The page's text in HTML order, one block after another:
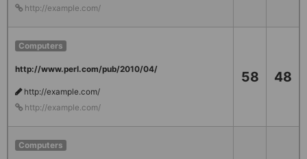
http://example.com/
Computers
http://www.perl.com/pub/2010/04/
http://example.com/
http://example.com/
58 48
Computers